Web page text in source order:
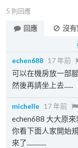
5 則回應
回應
沒
echen688 17 年前
可以在機房放一部
然後再請坐上去......
michelle 17 年前
echen688 大大原
你看下面人家開始
來了.............